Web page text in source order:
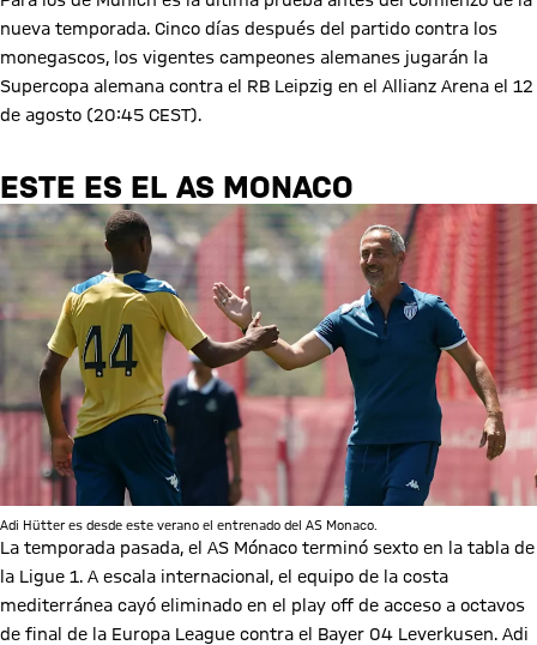
nueva temporada. Cinco días después del partido contra los
monegascos, los vigentes campeones alemanes jugarán la
Supercopa alemana contra el RB Leipzig en el Allianz Arena el 12
de agosto (20:45 CEST).
ESTE ES EL AS MONACO
Adi Hütter es desde este verano el entrenado del AS Monaco.
La temporada pasada, el AS Mónaco terminó sexto en la tabla de
la Ligue 1. A escala internacional, el equipo de la costa
mediterránea cayó eliminado en el play off de acceso a octavos
de final de la Europa League contra el Bayer 04 Leverkusen. Adi